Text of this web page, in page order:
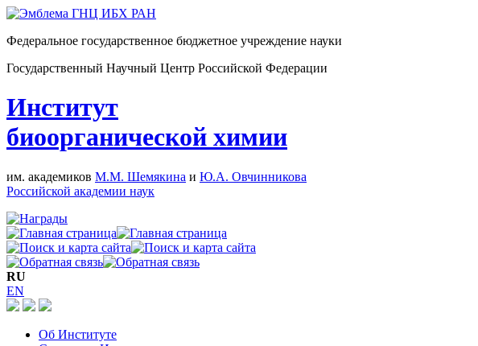
Федеральное государственное бюджетное учреждение науки
Государственный Научный Центр Российской Федерации
Институт
биоорганической химии
им. академиков М.М. Шемякина и Ю.А. Овчинникова
Российской академии наук
RU
EN
Об Институте